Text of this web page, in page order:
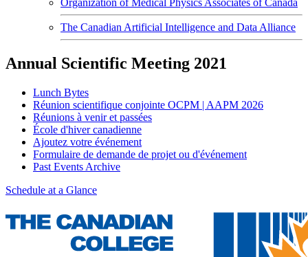
Organization of Medical Physics Associates of Canada
The Canadian Artificial Intelligence and Data Alliance
Annual Scientific Meeting 2021
Lunch Bytes
Réunion scientifique conjointe OCPM | AAPM 2026
Réunions à venir et passées
École d'hiver canadienne
Ajoutez votre événement
Formulaire de demande de projet ou d'événement
Past Events Archive
Schedule at a Glance